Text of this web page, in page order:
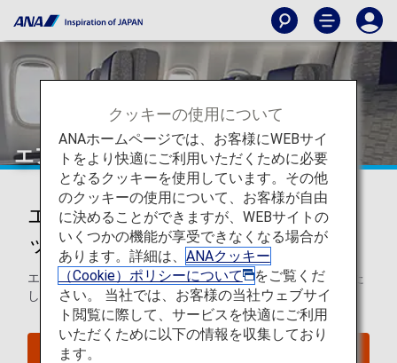
エアバスA380-800（388）
エアバスA380-800 (388)シートマ
ップ
エアバスA380-800 (388)のシートマップについてご案内いた
します。
クッキーの使用について
ANAホームページでは、お客様にWEBサイ
トをより快適にご利用いただくために必要
となるクッキーを使用しています。その他
のクッキーの使用について、お客様が自由
に決めることができますが、WEBサイトの
いくつかの機能が享受できなくなる場合が
あります。詳細は、 ANAクッキー
（Cookie）ポリシーについて
をご覧くだ
さい。 当社では、お客様の当社ウェブサイ
ト閲覧に際して、サービスを快適にご利用
いただくために以下の情報を収集しており
ます。